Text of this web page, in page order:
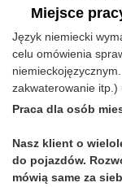
Miejsce
Język niemiecki
celu omówienia
zakwaterowanie itp.)
Praca dla osób
Nasz klient o
do pojazdów.
mówią same za